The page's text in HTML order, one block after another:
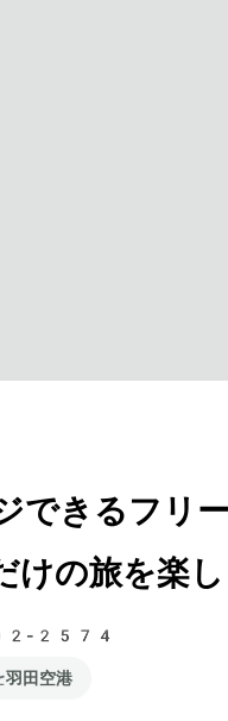
できるフリ
けの旅を楽し
2574
羽田空港